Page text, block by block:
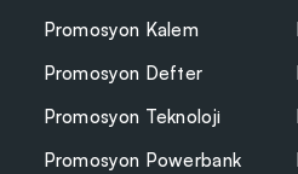
Promosyon Kalem
Promosyon Defter
Promosyon Teknoloji
Promosyon Powerbank